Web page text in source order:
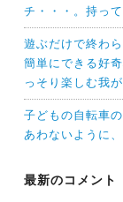
チ・・・。持っ
遊ぶだけで終わ
簡単にできる好
っそり楽しむ我
子どもの自転車
あわないように
最新のコメント